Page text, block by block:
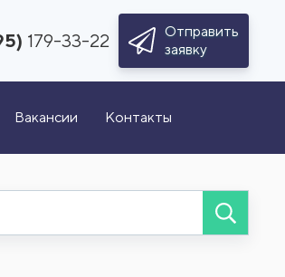
179-33-22
Отправить
заявку
Вакансии Контакты